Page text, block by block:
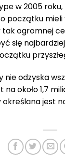
w 2005
początku
ogromnej
się
nie odzyska
około 1,7
jest